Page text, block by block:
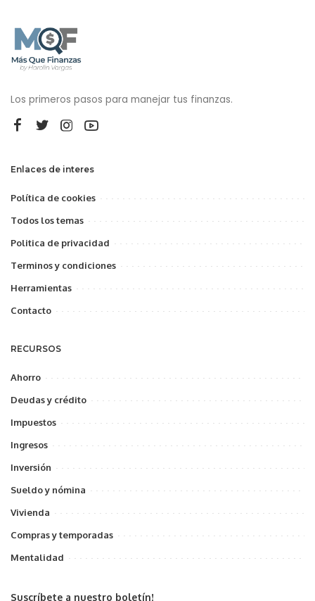
Los primeros pasos para manejar tus finanzas.
Enlaces de interes
Política de cookies
Todos los temas
Politica de privacidad
Terminos y condiciones
Herramientas
Contacto
RECURSOS
Ahorro
Deudas y crédito
Impuestos
Ingresos
Inversión
Sueldo y nómina
Vivienda
Compras y temporadas
Mentalidad
Suscríbete a nuestro boletín!